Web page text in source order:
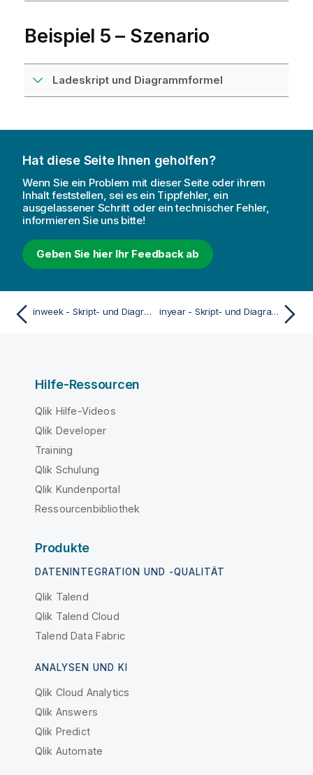
Beispiel 5 – Szenario
Ladeskript und Diagrammformel
Hat diese Seite Ihnen geholfen?
Wenn Sie ein Problem mit dieser Seite oder ihrem
Inhalt feststellen, sei es ein Tippfehler, ein
ausgelassener Schritt oder ein technischer Fehler,
informieren Sie uns bitte!
Geben Sie hier Ihr Feedback ab
inweek - Skript- und Diagrammfunktion inyear - Skript- und Diagrammfunktion
Hilfe-Ressourcen
Qlik Hilfe-Videos
Qlik Developer
Training
Qlik Schulung
Qlik Kundenportal
Ressourcenbibliothek
Produkte
DATENINTEGRATION UND -QUALITÄT
Qlik Talend
Qlik Talend Cloud
Talend Data Fabric
ANALYSEN UND KI
Qlik Cloud Analytics
Qlik Answers
Qlik Predict
Qlik Automate